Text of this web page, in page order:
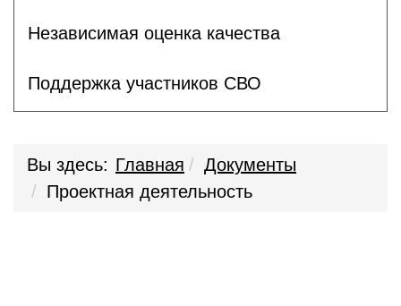
Независимая оценка качества
Поддержка участников СВО
Вы здесь: Главная
Документы
Проектная деятельность